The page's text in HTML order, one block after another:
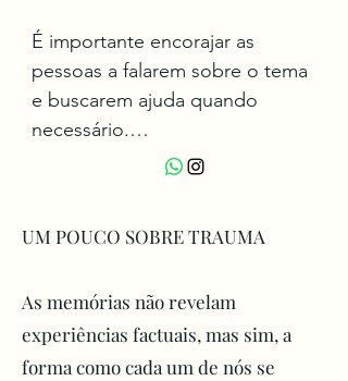
É importante encorajar as
pessoas a falarem sobre o tema
e buscarem ajuda quando
necessário.
Segundo a Organização Mundial
por pessoas com doenças
diagnosticadas ou tratadas
incorretamente. O Brasil ocupa
o 8º lugar entre os países com
UM POUCO SOBRETRAUMA
As memórias não revelam
experiências factuais, mas sim, a
forma como cada um de nós se